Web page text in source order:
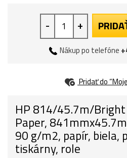
- +
Nákup po telefóne
Pridať do
HP 814/45.7m/
Paper,
90 g/m2, papír, biela,
tiskárny, role